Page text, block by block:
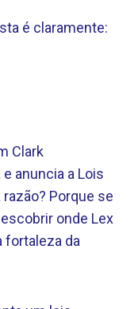
é claramente:
Clark
anuncia a Lois
Porque se
onde Lex
fortaleza da